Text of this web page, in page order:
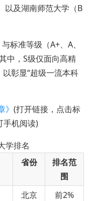
以及湖南师范大学（B
标准等级（A+、A、
中，S级仅面向高精
彰显“超级一流本科
(打开链接，点击标
手机阅读)
学排名
省份
排名范
围
北京
前2%